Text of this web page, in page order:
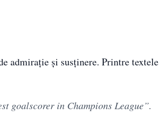
admirație și susținere. Printre textele
goalscorer in Champions League”.